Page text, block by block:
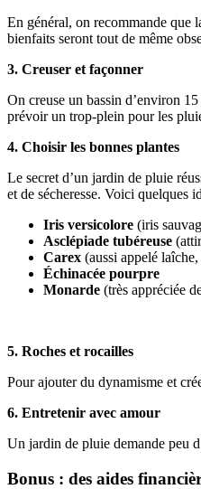
En général, on recommande que
bienfaits seront tout de même
3. Creuser et façonner
On creuse un bassin d’environ
prévoir un trop-plein pour les
4. Choisir les bonnes plantes
Le secret d’un jardin de pluie
et de sécheresse. Voici quelques
Iris versicolore (iris
Asclépiade tubéreuse
Carex (aussi appelé
Échinacée pourpre
Monarde (très appréciée
5. Roches et rocailles
Pour ajouter du dynamisme et
6. Entretenir avec amour
Un jardin de pluie demande peu
Bonus : des aides